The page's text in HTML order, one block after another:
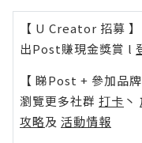
【 U Creator 招募 】
出Post賺現金獎賞 l
【 睇Post + 參加品牌
瀏覽更多社群 打卡 丶
攻略及 活動情報